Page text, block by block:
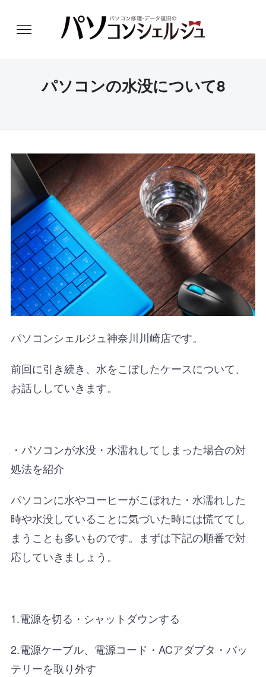
パソコンの水没について8
パソコンシェルジュ神奈川川崎店です。
前回に引き続き、水をこぼしたケースについて、
お話ししていきます。
・パソコンが水没・水濡れしてしまった場合の対
処法を紹介
パソコンに水やコーヒーがこぼれた・水濡れした
時や水没していることに気づいた時には慌ててし
まうことも多いものです。まずは下記の順番で対
応していきましょう。
1.電源を切る・シャットダウンする
2.電源ケーブル、電源コード・ACアダプタ・バッ
テリーを取り外す